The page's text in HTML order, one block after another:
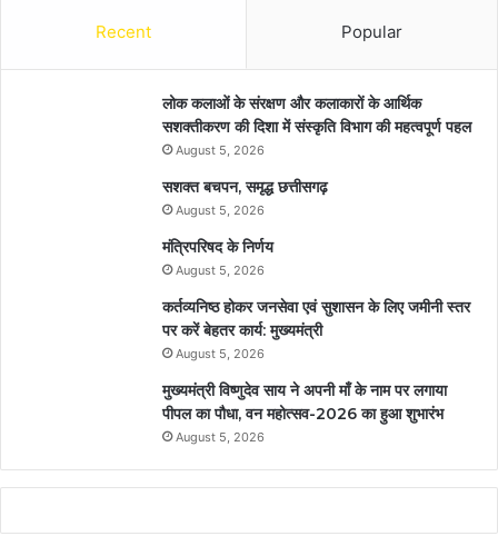
Recent Popular
लोक कलाओं के संरक्षण और कलाकारों के आर्थिक
सशक्तीकरण की दिशा में संस्कृति विभाग की महत्वपूर्ण पहल
August 5, 2026
सशक्त बचपन, समृद्ध छत्तीसगढ़
August 5, 2026
मंत्रिपरिषद के निर्णय
August 5, 2026
कर्तव्यनिष्ठ होकर जनसेवा एवं सुशासन के लिए जमीनी स्तर
पर करें बेहतर कार्य: मुख्यमंत्री
August 5, 2026
मुख्यमंत्री विष्णुदेव साय ने अपनी माँ के नाम पर लगाया
पीपल का पौधा, वन महोत्सव-2026 का हुआ शुभारंभ
August 5, 2026